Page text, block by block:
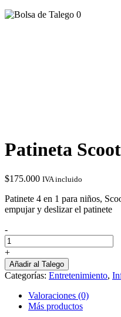
0
Patineta
$175.000 IVA incluido
Patinete 4 en 1 para niños,
empujar y deslizar el patinete
-
Patineta
Scooter
Dinosaurio
cantidad
+
Añadir al Talego
Categorías: Entretenimiento,
Valoraciones (0)
Más productos